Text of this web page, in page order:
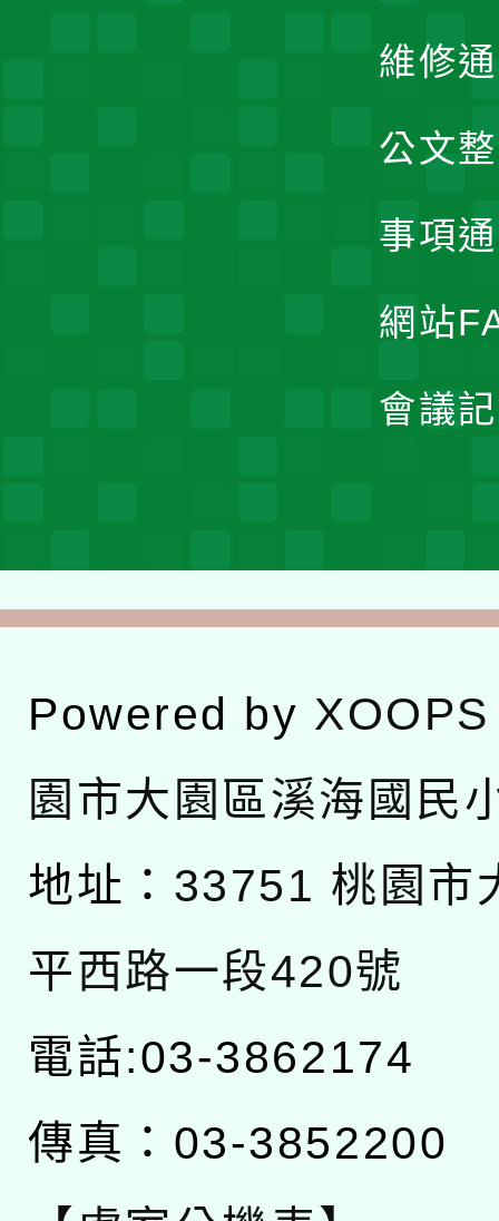
維修
公文
事項
網站
會議
Powered by XOOPS
園市大園區溪海國民
地址： 33751 桃園市
平西路一段420號
電話:03-3862174
傳真：03-3852200